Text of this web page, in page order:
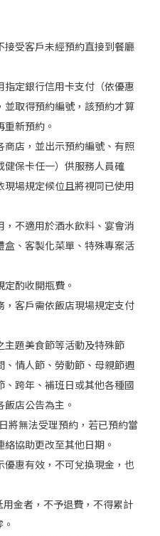
受客戶未經預約直接到餐廳
定銀行信用卡支付（依優惠
並取得預約編號，該預約才算
新預約。
店，並出示預約編號、有照
健保卡任一）供服務人員確
場規定候位且將視同已使用
不適用於酒水飲料、宴會消
、客製化菜單、特殊專案活
酌收開瓶費。
客戶需依飯店現場規定支付
題美食節等活動及特殊節
、情人節、勞動節、母親節週
跨年、補班日或其他各種國
店公告為主。
將無法受理預約，若已預約當
協助更改至其他日期。
惠有效，不可兌換現金，也
金者，不予退費，不得累計